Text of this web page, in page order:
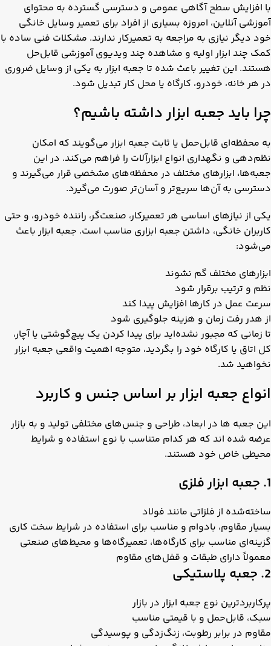
با افزایش سطح آگاهی عمومی و دسترسی گسترده به محتوای
آموزشی آنلاین، امروزه بسیاری از افراد برای تعمیر وسایل خانگی
خود دیگر نیازی به مراجعه به تعمیرکار ندارند. مشکلات فنی ساده با
کمک چند ابزار اولیه و مشاهده چند ویدیوی آموزشی قابل‌حل
هستند. این تغییر باعث شده تا جعبه ابزار به یکی از وسایل ضروری
در هر خانه، خودرو، کارگاه یا محل کار تبدیل شود.
چرا باید جعبه ابزار داشته باشیم؟
به محفظه‌ای قابل‌حمل یا ثابت جعبه ابزار می‌گویند که امکان
نظم‌دهی و نگهداری انواع ابزارآلات را فراهم می‌کند. در این
جعبه‌ها، ابزارهای مختلف در محفظه‌های مشخصی قرار می‌گیرند و
دسترسی به آن‌ها سریع‌تر و آسان‌تر صورت می‌گیرد.
یکی از نیازهای اساسی هر تعمیرکار، صنعت‌گر، راننده خودرو، و حتی
کاربران خانگی، داشتن جعبه ابزاری مناسب است. جعبه ابزار باعث
می‌شود:
ابزارهای مختلف گم نشوند
نظم و ترتیب برقرار شود
سرعت عمل در کارها افزایش پیدا کند
از هدر رفت زمان و هزینه جلوگیری شود
تا زمانی که مجبور نشده‌اید برای پیدا کردن یک پیچ‌گوشتی یا آچار،
کل اتاق یا کارگاه خود را بگردید، متوجه اهمیت واقعی جعبه ابزار
نخواهید شد.
انواع جعبه ابزار بر اساس جنس و کاربرد
این جعبه ها در ابعاد، طراحی و جنس‌های مختلفی تولید و به بازار
عرضه شده اند که هر کدام متناسب با نوع استفاده و شرایط
محیطی خاص خود هستند.
1. جعبه ابزار فلزی
ساخته‌شده از فلزاتی مانند فولاد
بسیار مقاوم، بادوام و مناسب برای استفاده در شرایط سخت کاری
گزینه‌ای مناسب برای کارگاه‌ها، تعمیرگاه‌ها و محیط‌های صنعتی
معمولاً دارای طبقات و قفل‌های مقاوم
2. جعبه پلاستیکی
پرکاربردترین نوع جعبه ابزار در بازار
سبک، قابل‌حمل و با قیمتی مناسب
مقاوم در برابر رطوبت، زنگ‌زدگی و پوسیدگی